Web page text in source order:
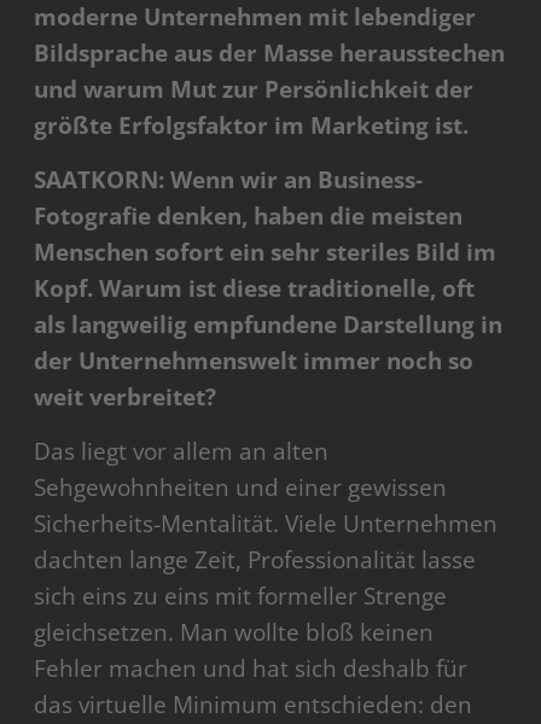
moderne Unternehmen mit lebendiger
Bildsprache aus der Masse herausstechen
und warum Mut zur Persönlichkeit der
größte Erfolgsfaktor im Marketing ist.
SAATKORN: Wenn wir an Business-
Fotografie denken, haben die meisten
Menschen sofort ein sehr steriles Bild im
Kopf. Warum ist diese traditionelle, oft
als langweilig empfundene Darstellung in
der Unternehmenswelt immer noch so
weit verbreitet?
Das liegt vor allem an alten
Sehgewohnheiten und einer gewissen
Sicherheits-Mentalität. Viele Unternehmen
dachten lange Zeit, Professionalität lasse
sich eins zu eins mit formeller Strenge
gleichsetzen. Man wollte bloß keinen
Fehler machen und hat sich deshalb für
das virtuelle Minimum entschieden: den